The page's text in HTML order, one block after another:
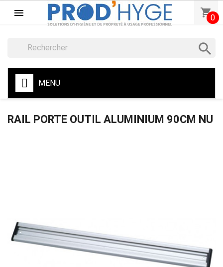
 shopping_cart0

MENU
RAIL PORTE OUTIL ALUMINIUM 90CM NU